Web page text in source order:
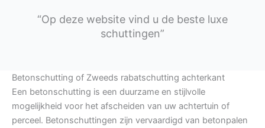
“Op deze website vind u de beste luxe
schuttingen”
Betonschutting of Zweeds rabatschutting achterkant
Een betonschutting is een duurzame en stijlvolle
mogelijkheid voor het afscheiden van uw achtertuin of
perceel. Betonschuttingen zijn vervaardigd van betonpalen